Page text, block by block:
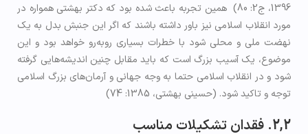
1396، ج2: 80) همین تجربه باعث شده بود که دکتر بهشتی همواره در
مورد انقلاب اسلامی نیز باور داشته باشند که اگر این جنبش بدل به یک
نهضت ملی و محلی شود با خطرات بسیاری روبه‌رو خواهد بود و این
موضوع، یک آسیب بزرگ است که باید مقابل چنین اندیشه‌هایی گرفته
شود و در انقلاب اسلامی حتما به وجه جهانی و آرمان‌های بزرگ اسلامی
توجه و تاکید شود. (حسینی بهشتی، 1385: 74)
2,2. فقدان تشکیلات مناسب